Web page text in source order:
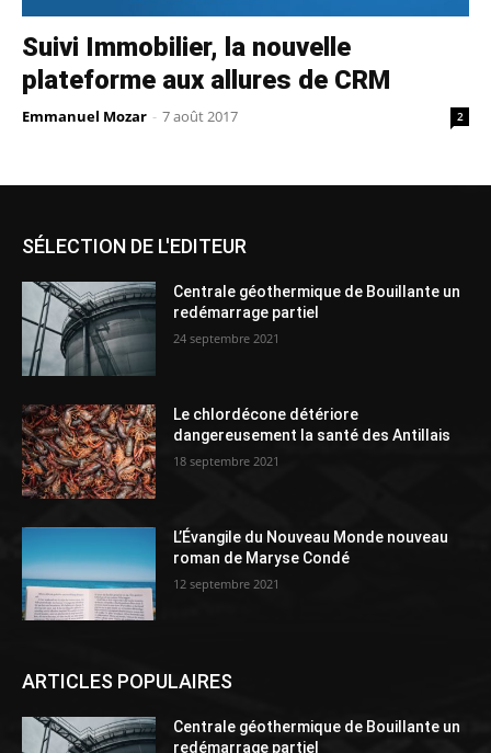
Suivi Immobilier, la nouvelle
plateforme aux allures de CRM
Emmanuel Mozar - 7 août 2017 2
SÉLECTION DE L'EDITEUR
Centrale géothermique de Bouillante un
redémarrage partiel
24 septembre 2021
Le chlordécone détériore
dangereusement la santé des Antillais
18 septembre 2021
L’Évangile du Nouveau Monde nouveau
roman de Maryse Condé
12 septembre 2021
ARTICLES POPULAIRES
Centrale géothermique de Bouillante un
redémarrage partiel